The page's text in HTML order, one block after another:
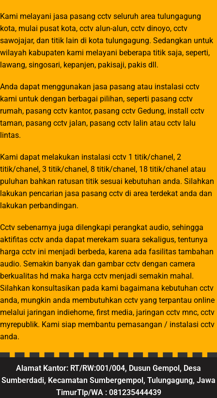
Kami melayani jasa pasang cctv seluruh area tulungagung
kota, mulai pusat kota, cctv alun-alun, cctv dinoyo, cctv
sawojajar, dan titik lain di kota tulungagung. Sedangkan untuk
wilayah kabupaten kami melayani beberapa titik saja, seperti,
lawang, singosari, kepanjen, pakisaji, pakis dll.
Anda dapat menggunakan jasa pasang atau instalasi cctv
kami untuk dengan berbagai pilihan, seperti pasang cctv
rumah, pasang cctv kantor, pasang cctv Gedung, install cctv
taman, pasang cctv jalan, pasang cctv lalin atau cctv lalu
lintas.
Kami dapat melakukan instalasi cctv 1 titik/chanel, 2
titik/chanel, 3 titik/chanel, 8 titik/chanel, 18 titik/chanel atau
puluhan bahkan ratusan titik sesuai kebutuhan anda. Silahkan
lakukan pencarian jasa pasang cctv di area terdekat anda dan
lakukan perbandingan.
Cctv sebenarnya juga dilengkapi perangkat audio, sehingga
aktifitas cctv anda dapat merekam suara sekaligus, tentunya
harga cctv ini menjadi berbeda, karena ada fasilitas tambahan
audio. Semakin banyak dan gambar cctv dengan camera
berkualitas hd maka harga cctv menjadi semakin mahal.
Silahkan konsultasikan pada kami bagaimana kebutuhan cctv
anda, mungkin anda membutuhkan cctv yang terpantau online
melalui jaringan indiehome, first media, jaringan cctv mnc, cctv
myrepublik. Kami siap membantu pemasangan / instalasi cctv
anda.
Alamat Kantor: RT/RW:001/004, Dusun Gempol, Desa
Sumberdadi, Kecamatan Sumbergempol, Tulungagung, Jawa
TimurTlp/WA : 081235444439